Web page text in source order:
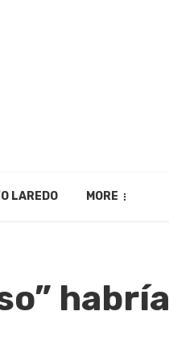
LAREDO MORE
habría